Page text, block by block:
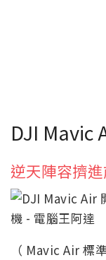
DJI Mavic
逆天陣容擠
（ Mavic Air 標